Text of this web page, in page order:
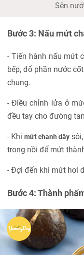
Sên
Bước 3: Nấu mứt
- Tiến hành nấu mứt
bếp, đổ phần nước
chung.
- Điều chỉnh lửa ở
đều tay cho đường
- Khi mứt chanh dây
trong nồi để mứt
- Đợi đến khi mứt hơi
Bước 4: Thành